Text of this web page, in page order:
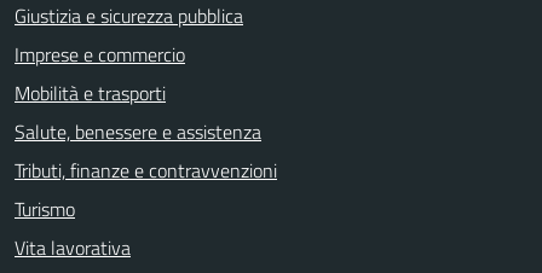
Giustizia e sicurezza pubblica
Imprese e commercio
Mobilità e trasporti
Salute, benessere e assistenza
Tributi, finanze e contravvenzioni
Turismo
Vita lavorativa